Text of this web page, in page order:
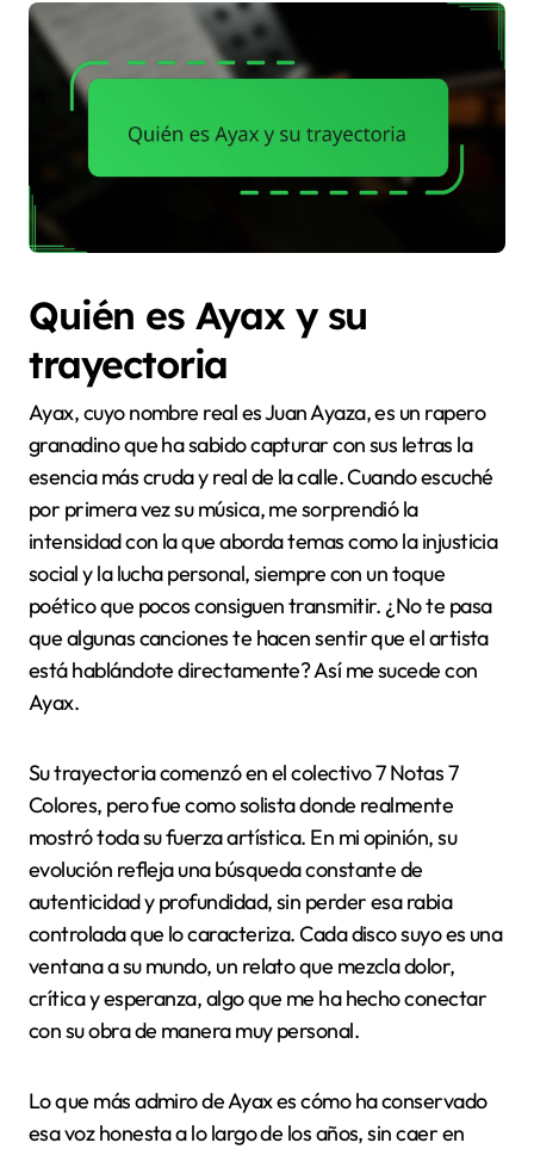
Quién es Ayax y su
trayectoria
Ayax, cuyo nombre real es Juan Ayaza, es un rapero
granadino que ha sabido capturar con sus letras la
esencia más cruda y real de la calle. Cuando escuché
por primera vez su música, me sorprendió la
intensidad con la que aborda temas como la injusticia
social y la lucha personal, siempre con un toque
poético que pocos consiguen transmitir. ¿No te pasa
que algunas canciones te hacen sentir que el artista
está hablándote directamente? Así me sucede con
Ayax.
Su trayectoria comenzó en el colectivo 7 Notas 7
Colores, pero fue como solista donde realmente
mostró toda su fuerza artística. En mi opinión, su
evolución refleja una búsqueda constante de
autenticidad y profundidad, sin perder esa rabia
controlada que lo caracteriza. Cada disco suyo es una
ventana a su mundo, un relato que mezcla dolor,
crítica y esperanza, algo que me ha hecho conectar
con su obra de manera muy personal.
Lo que más admiro de Ayax es cómo ha conservado
esa voz honesta a lo largo de los años, sin caer en